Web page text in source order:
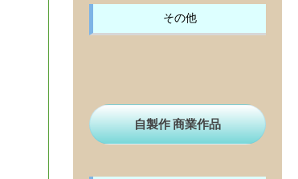
その他
自製作 商業作品